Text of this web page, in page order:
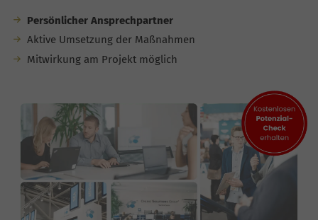
Persönlicher Ansprechpartner
Aktive Umsetzung der Maßnahmen
Mitwirkung am Projekt möglich